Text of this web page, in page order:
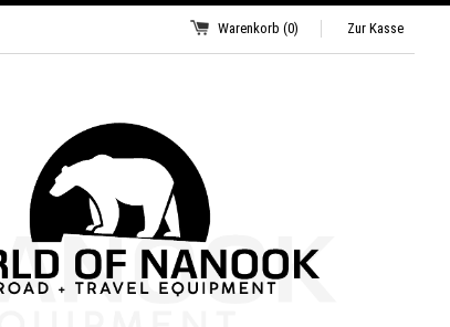
Warenkorb (0) Zur Kasse